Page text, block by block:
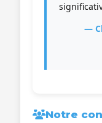
—
Notre